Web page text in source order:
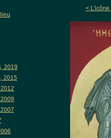
2019
2015
<